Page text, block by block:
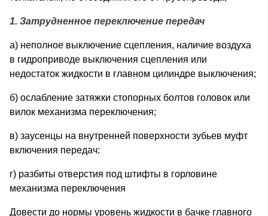
1. Затрудненное переключение передач
а) неполное выключение сцепления, наличие воздуха
в гидроприводе выключения сцепления или
недостаток жидкости в главном цилиндре выключения;
б) ослабление затяжки стопорных болтов головок или
вилок механизма переключения;
в) заусенцы на внутренней поверхности зубьев муфт
включения передач:
г) разбиты отверстия под штифты в горловине
механизма переключения
Довести до нормы уровень жидкости в бачке главного